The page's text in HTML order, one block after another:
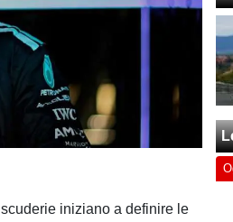
iniziano a definire le